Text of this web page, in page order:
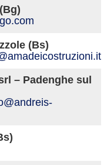
(Bs)
– Padenghe sul